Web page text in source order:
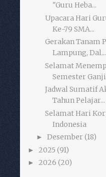
"Guru Heba...
Upacara Hari
Ke-79 SMA...
Gerakan Tanam
Lampung, Dal...
Selamat
Semester
Jadwal Sumatif
Tahun Pelajar...
Selamat Hari
Indonesia
► Desember (18)
► 2025 (91)
► 2026 (20)